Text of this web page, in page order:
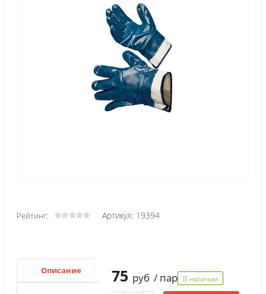
Рейтинг: Артикул: 19394
75 руб / пар В наличии
Описание Характеристики